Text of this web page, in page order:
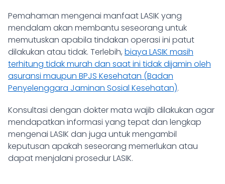
Pemahaman mengenai manfaat LASIK yang
mendalam akan membantu seseorang untuk
memutuskan apabila tindakan operasi ini patut
dilakukan atau tidak. Terlebih, biaya LASIK masih
terhitung tidak murah dan saat ini tidak dijamin oleh
asuransi maupun BPJS Kesehatan (Badan
Penyelenggara Jaminan Sosial Kesehatan).
Konsultasi dengan dokter mata wajib dilakukan agar
mendapatkan informasi yang tepat dan lengkap
mengenai LASIK dan juga untuk mengambil
keputusan apakah seseorang memerlukan atau
dapat menjalani prosedur LASIK.